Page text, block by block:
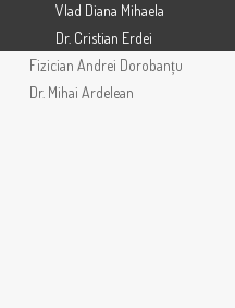
De când oamenii au
prezența imaterială a
nemurire, neputând să-
corpul, i-au descris
ca și cum ar fi fost
explicării
nevindecate ale
limbajul științific,
suflet și psihic. Cu
ultimele decenii
programatic,
Vlad Diana Mihaela
Dr. Cristian Erdei
Fizician Andrei Dorobanțu
Dr. Mihai Ardelean